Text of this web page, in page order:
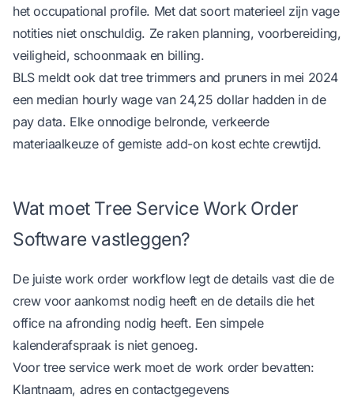
het occupational profile. Met dat soort materieel zijn vage
notities niet onschuldig. Ze raken planning, voorbereiding,
veiligheid, schoonmaak en billing.
BLS meldt ook dat tree trimmers and pruners in mei 2024
een median hourly wage van 24,25 dollar hadden in de
pay data. Elke onnodige belronde, verkeerde
materiaalkeuze of gemiste add-on kost echte crewtijd.
Wat moet Tree Service Work Order
Software vastleggen?
De juiste work order workflow legt de details vast die de
crew voor aankomst nodig heeft en de details die het
office na afronding nodig heeft. Een simpele
kalenderafspraak is niet genoeg.
Voor tree service werk moet de work order bevatten:
Klantnaam, adres en contactgegevens